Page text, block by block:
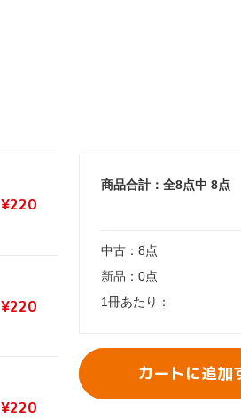
¥220
¥220
¥220
商品合計：全8点中 8点
中古： 8点
新品： 0点
1冊あたり：
カートに追加